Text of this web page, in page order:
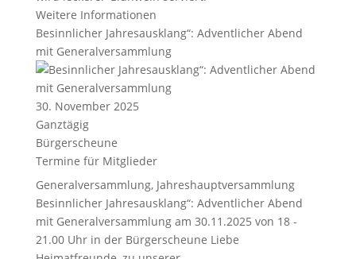
Weitere Informationen
Besinnlicher Jahresausklang“: Adventlicher Abend
mit Generalversammlung
30. November 2025
Ganztägig
Bürgerscheune
Termine für Mitglieder
Generalversammlung, Jahreshauptversammlung
Besinnlicher Jahresausklang“: Adventlicher Abend
mit Generalversammlung am 30.11.2025 von 18 -
21.00 Uhr in der Bürgerscheune Liebe